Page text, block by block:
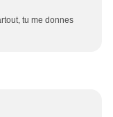
tu me donnes